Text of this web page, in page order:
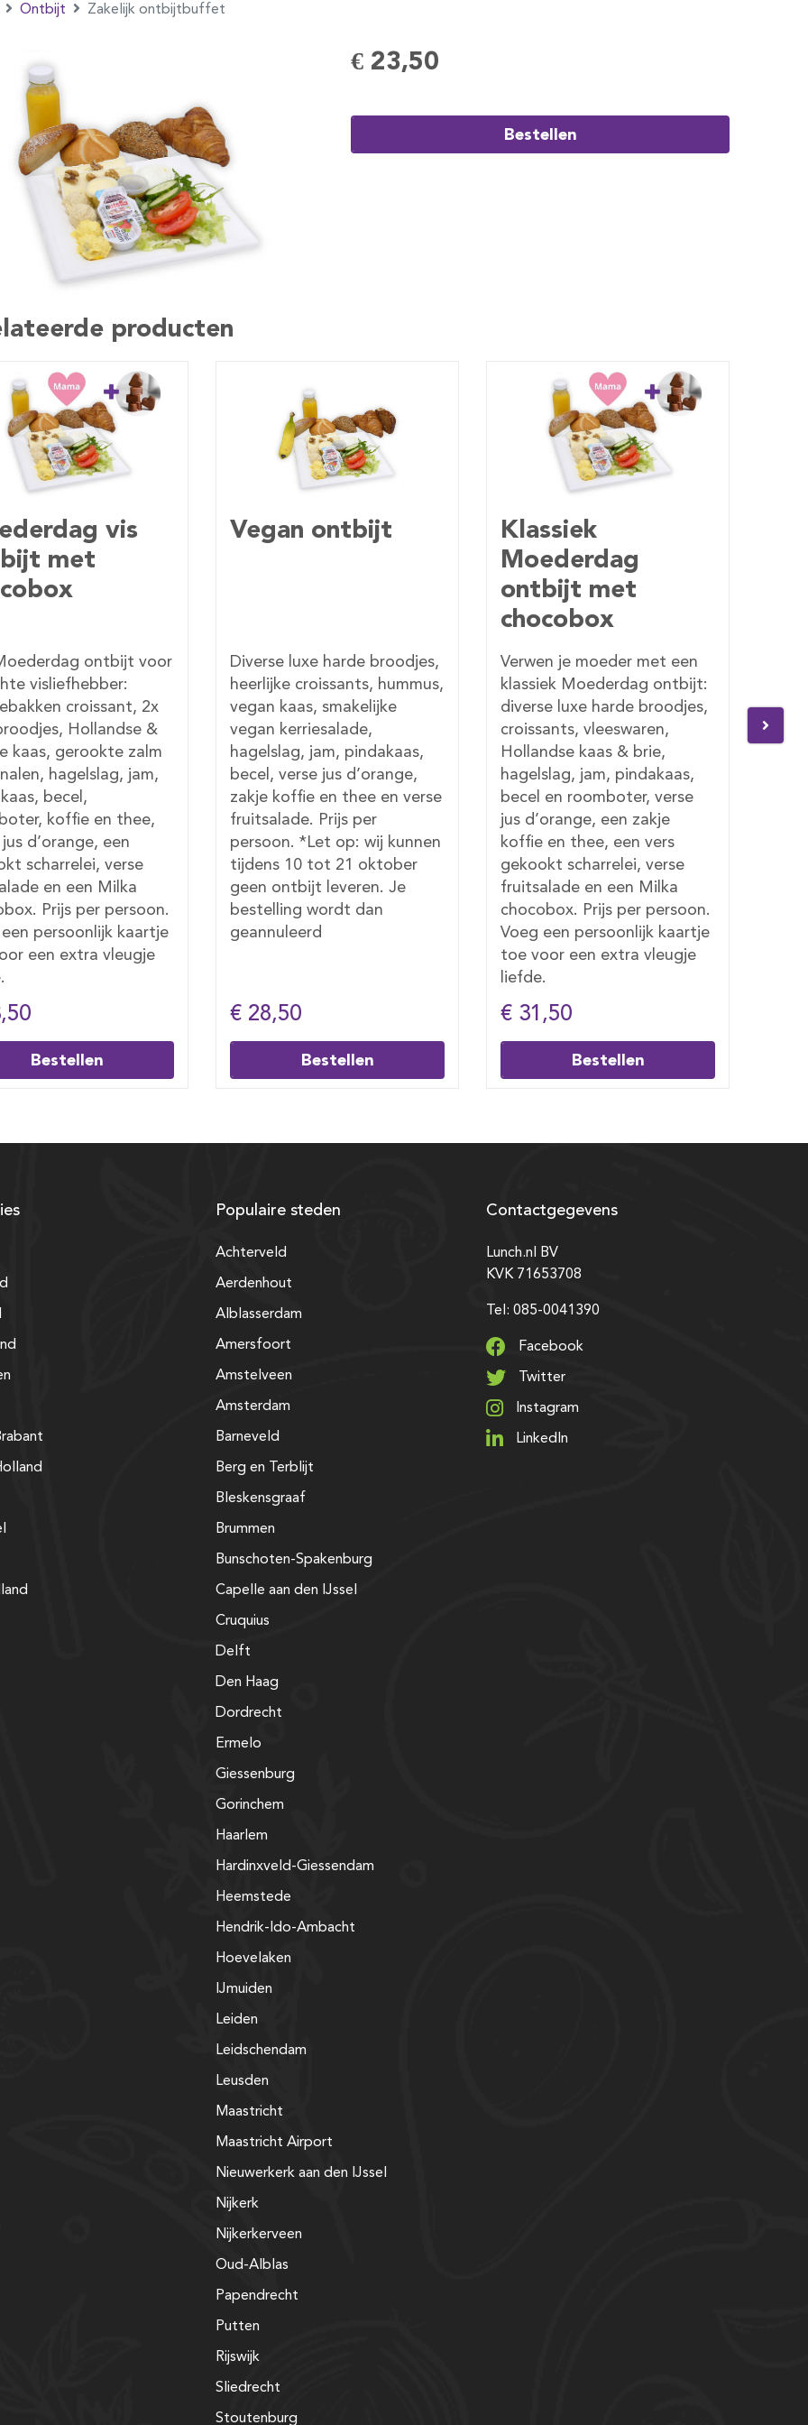
Ontbijt Zakelijk ontbijtbuffet
€ 23,50
Bestellen
producten
ontbijt
luxe harde broodjes,
croissants, hummus,
kaas, smakelijke
kerriesalade,
jam, pindakaas,
verse jus d’orange,
en thee en verse
Prijs per
*Let op: wij kunnen
10 tot 21 oktober
leveren. Je
wordt dan
Bestellen
Klassiek
Verwen je moeder met een
klassiek Moederdag ontbijt:
diverse luxe harde broodjes,
croissants, vleeswaren,
Hollandse kaas & brie,
hagelslag, jam, pindakaas,
becel en roomboter, verse
jus d’orange, een zakje
koffie en thee, een vers
gekookt scharrelei, verse
fruitsalade en een Milka
chocobox. Prijs per persoon.
Voeg een persoonlijk kaartje
€ 31,50
Bestellen
Vegetarisch
Moederdag
ontbijt met
chocobox
Een vegetarisch Moederdag
ontbijtje met een vers
gebakken croissant, 2
heerlijke vers gebakken
broodjes, kaas, brie,
eiersalade, hagelslag, jam,
pindakaas, becel,
roomboter, een zakje koffie
en thee, verse jus d’orange,
een gekookt scharrelei,
verse fruitsalade en een
Milka chocobox. Prijs per
persoon. Voeg een
persoonlijk kaartje toe voor
een extra vleugje liefde.
€ 27,50
Bestellen
Populaire steden
Achterveld
Aerdenhout
Alblasserdam
Amersfoort
Amstelveen
Amsterdam
Barneveld
Berg en Terblijt
Bleskensgraaf
Brummen
Bunschoten-Spakenburg
Capelle aan den IJssel
Cruquius
Delft
Den Haag
Dordrecht
Ermelo
Giessenburg
Gorinchem
Haarlem
Hardinxveld-Giessendam
Heemstede
Hendrik-Ido-Ambacht
Hoevelaken
IJmuiden
Leiden
Leidschendam
Leusden
Maastricht
Maastricht Airport
Nieuwerkerk aan den IJssel
Nijkerk
Nijkerkerveen
Oud-Alblas
Papendrecht
Putten
Rijswijk
Sliedrecht
Stoutenburg
Contactgegevens
Lunch.nl BV
KVK 71653708
Tel: 085-0041390
Facebook
Twitter
Instagram
LinkedIn